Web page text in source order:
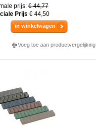
prijs: € 44,77
Prijs € 44,50
in winkelwagen
Voeg toe aan productvergelijking